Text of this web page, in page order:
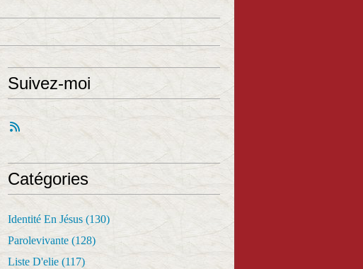
Suivez-moi
Catégories
Identité En Jésus (130)
Parolevivante (128)
Liste D'elie (117)